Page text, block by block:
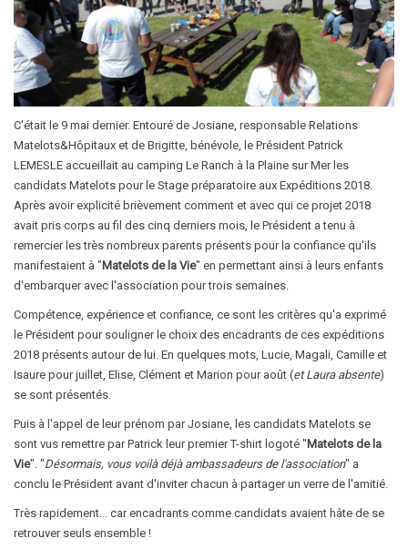
C'était le 9 mai dernier. Entouré de Josiane, responsable Relations
Matelots&Hôpitaux et de Brigitte, bénévole, le Président Patrick
LEMESLE accueillait au camping Le Ranch à la Plaine sur Mer les
candidats Matelots pour le Stage préparatoire aux Expéditions 2018.
Après avoir explicité brièvement comment et avec qui ce projet 2018
avait pris corps au fil des cinq derniers mois, le Président a tenu à
remercier les très nombreux parents présents pour la confiance qu'ils
manifestaient à "Matelots de la Vie" en permettant ainsi à leurs enfants
d'embarquer avec l'association pour trois semaines.
Compétence, expérience et confiance, ce sont les critères qu'a exprimé
le Président pour souligner le choix des encadrants de ces expéditions
2018 présents autour de lui. En quelques mots, Lucie, Magali, Camille et
Isaure pour juillet, Elise, Clément et Marion pour août (et Laura absente)
se sont présentés.
Puis à l'appel de leur prénom par Josiane, les candidats Matelots se
sont vus remettre par Patrick leur premier T-shirt logoté "Matelots de la
Vie". "Désormais, vous voilà déjà ambassadeurs de l'association" a
conclu le Président avant d'inviter chacun à partager un verre de l'amitié.
Très rapidement... car encadrants comme candidats avaient hâte de se
retrouver seuls ensemble !